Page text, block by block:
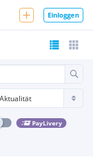
Einloggen
PayLivery